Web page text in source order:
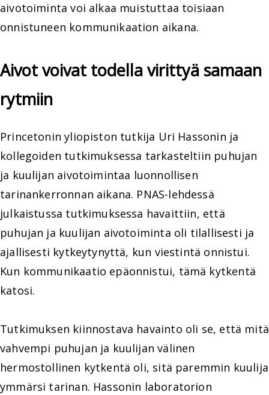
aivotoiminta voi alkaa muistuttaa toisiaan
onnistuneen kommunikaation aikana.
Aivot voivat todella virittyä samaan
rytmiin
Princetonin yliopiston tutkija Uri Hassonin ja
kollegoiden tutkimuksessa tarkasteltiin puhujan
ja kuulijan aivotoimintaa luonnollisen
tarinankerronnan aikana. PNAS-lehdessä
julkaistussa tutkimuksessa havaittiin, että
puhujan ja kuulijan aivotoiminta oli tilallisesti ja
ajallisesti kytkeytynyttä, kun viestintä onnistui.
Kun kommunikaatio epäonnistui, tämä kytkentä
katosi.
Tutkimuksen kiinnostava havainto oli se, että mitä
vahvempi puhujan ja kuulijan välinen
hermostollinen kytkentä oli, sitä paremmin kuulija
ymmärsi tarinan. Hassonin laboratorion